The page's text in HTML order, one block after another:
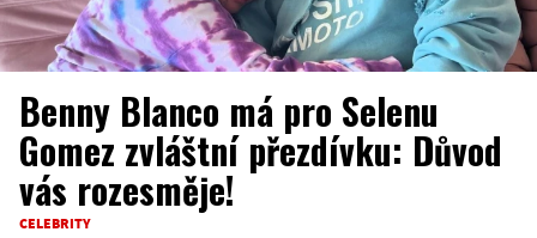
Benny Blanco má pro Selenu
Gomez zvláštní přezdívku: Důvod
vás rozesměje!
CELEBRITY